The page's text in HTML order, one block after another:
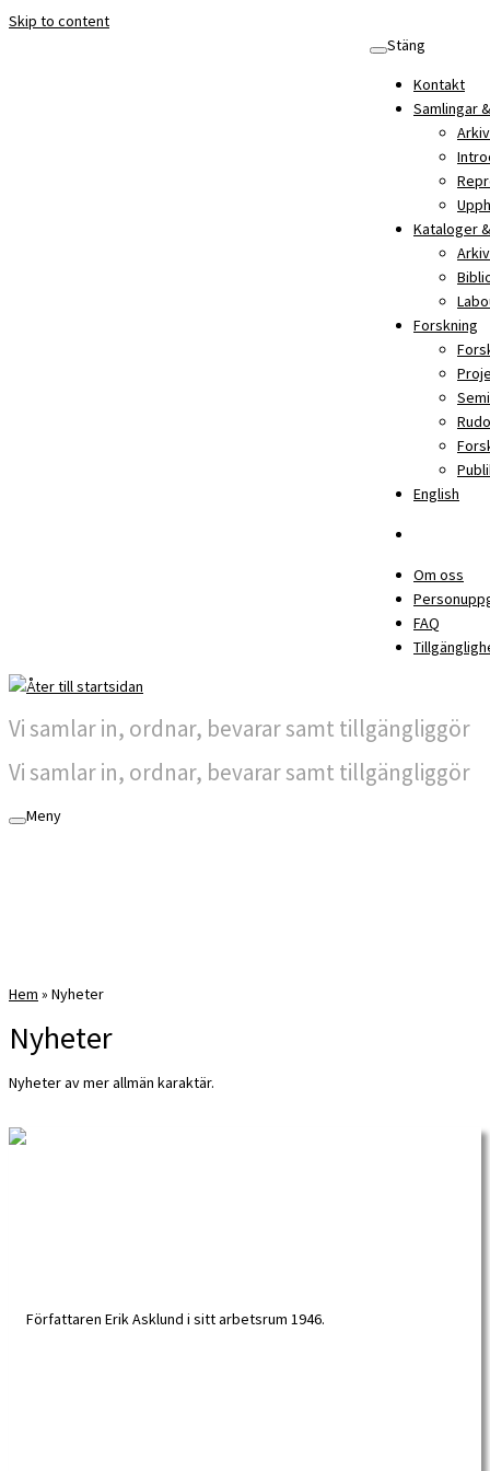
Skip to content
Stäng
Kontakt
Samlingar
Kataloger
Forskning
English
Om oss
FAQ
Vi samlar in, ordnar, bevarar samt tillgängliggör
Vi samlar in, ordnar, bevarar samt tillgängliggör
Meny
Hem » Nyheter
Nyheter
Nyheter av mer allmän karaktär.